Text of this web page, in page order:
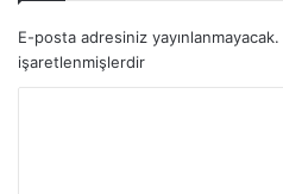
E-posta adresiniz yayınlanmayacak.
işaretlenmişlerdir